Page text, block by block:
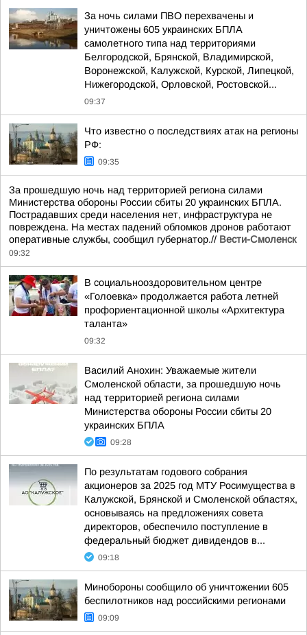
За ночь силами ПВО перехвачены и
уничтожены 605 украинских БПЛА
самолетного типа над территориями
Белгородской, Брянской, Владимирской,
Воронежской, Калужской, Курской, Липецкой,
Нижегородской, Орловской, Ростовской...
09:37
Что известно о последствиях атак на регионы
РФ:
09:35
За прошедшую ночь над территорией региона силами
Министерства обороны России сбиты 20 украинских БПЛА.
Пострадавших среди населения нет, инфраструктура не
повреждена. На местах падений обломков дронов работают
оперативные службы, сообщил губернатор.// Вести-Смоленск
09:32
В социальнооздоровительном центре
«Голоевка» продолжается работа летней
профориентационной школы «Архитектура
таланта»
09:32
Василий Анохин: Уважаемые жители
Смоленской области, за прошедшую ночь
над территорией региона силами
Министерства обороны России сбиты 20
украинских БПЛА
09:28
По результатам годового собрания
акционеров за 2025 год МТУ Росимущества в
Калужской, Брянской и Смоленской областях,
основываясь на предложениях совета
директоров, обеспечило поступление в
федеральный бюджет дивидендов в...
09:18
Минобороны сообщило об уничтожении 605
беспилотников над российскими регионами
09:09